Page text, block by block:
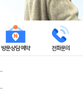
방문상담 예약 전화문의